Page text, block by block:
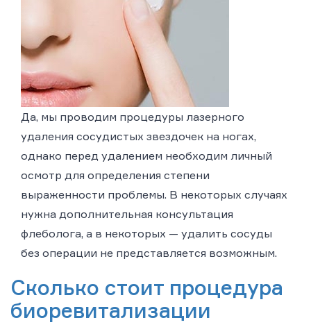
Да, мы проводим процедуры лазерного
удаления сосудистых звездочек на ногах,
однако перед удалением необходим личный
осмотр для определения степени
выраженности проблемы. В некоторых случаях
нужна дополнительная консультация
флеболога, а в некоторых — удалить сосуды
без операции не представляется возможным.
Сколько стоит процедура
биоревитализации